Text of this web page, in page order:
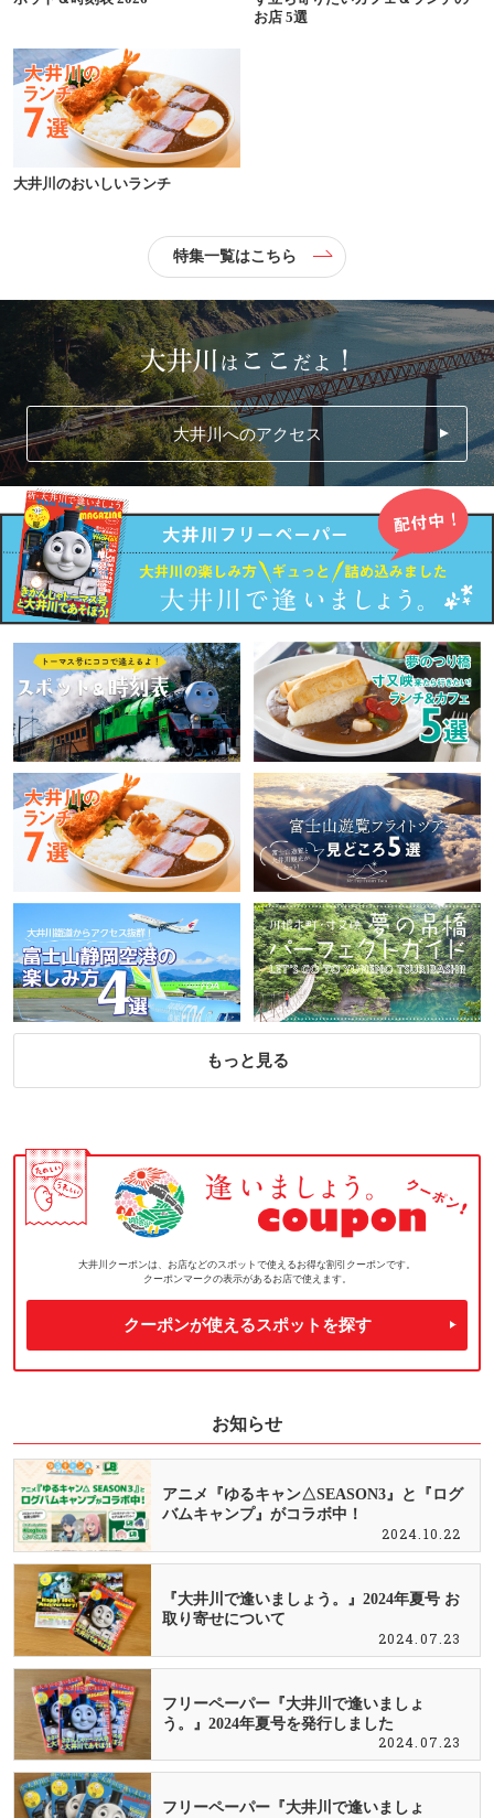
お店 5選
大井川のおいしいランチ
特集一覧はこちら
大井川へのアクセス
もっと見る
大井川クーポンは、お店などのスポットで使えるお得な割引クーポンです。
クーポンマークの表示があるお店で使えます。
クーポンが使えるスポットを探す
お知らせ
アニメ『ゆるキャン△SEASON3』と『ログ
バムキャンプ』がコラボ中！
2024.10.22
『大井川で逢いましょう。』2024年夏号 お
取り寄せについて
2024.07.23
フリーペーパー『大井川で逢いましょ
う。』2024年夏号を発行しました
2024.07.23
フリーペーパー『大井川で逢いましょ